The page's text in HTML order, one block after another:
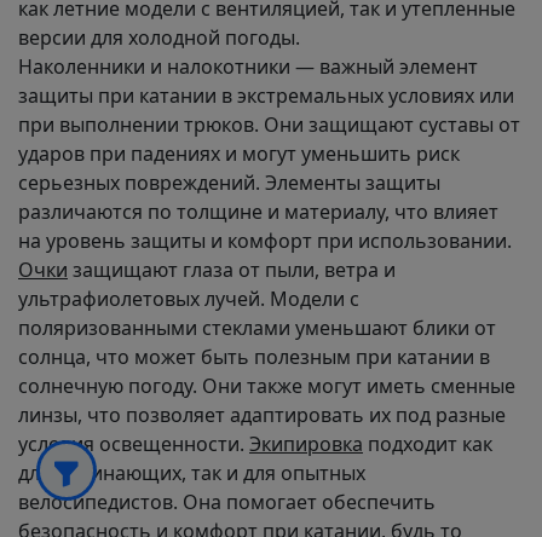
как летние модели с вентиляцией, так и утепленные
версии для холодной погоды.
Наколенники и налокотники — важный элемент
защиты при катании в экстремальных условиях или
при выполнении трюков. Они защищают суставы от
ударов при падениях и могут уменьшить риск
серьезных повреждений. Элементы защиты
различаются по толщине и материалу, что влияет
на уровень защиты и комфорт при использовании.
Очки защищают глаза от пыли, ветра и
ультрафиолетовых лучей. Модели с
поляризованными стеклами уменьшают блики от
солнца, что может быть полезным при катании в
солнечную погоду. Они также могут иметь сменные
линзы, что позволяет адаптировать их под разные
условия освещенности. Экипировка подходит как
для начинающих, так и для опытных
велосипедистов. Она помогает обеспечить
безопасность и комфорт при катании, будь то